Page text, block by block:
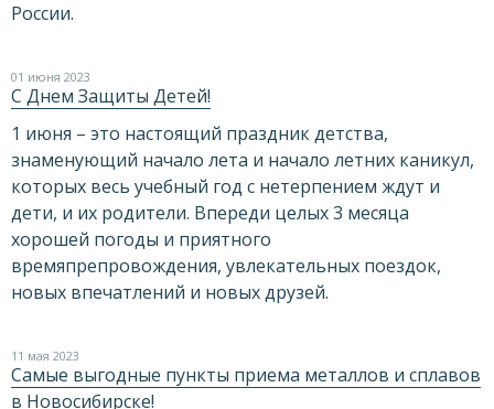
России.
01 июня 2023
С Днем Защиты Детей!
1 июня – это настоящий праздник детства,
знаменующий начало лета и начало летних каникул,
которых весь учебный год с нетерпением ждут и
дети, и их родители. Впереди целых 3 месяца
хорошей погоды и приятного
времяпрепровождения, увлекательных поездок,
новых впечатлений и новых друзей.
11 мая 2023
Самые выгодные пункты приема металлов и сплавов
в Новосибирске!